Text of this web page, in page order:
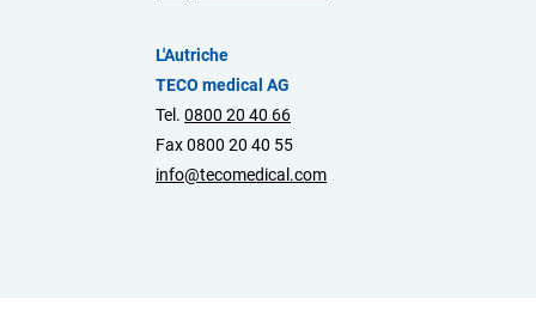
L'Autriche
TECO medical AG
Tel. 0800 20 40 66
Fax 0800 20 40 55
info@tecomedical.com